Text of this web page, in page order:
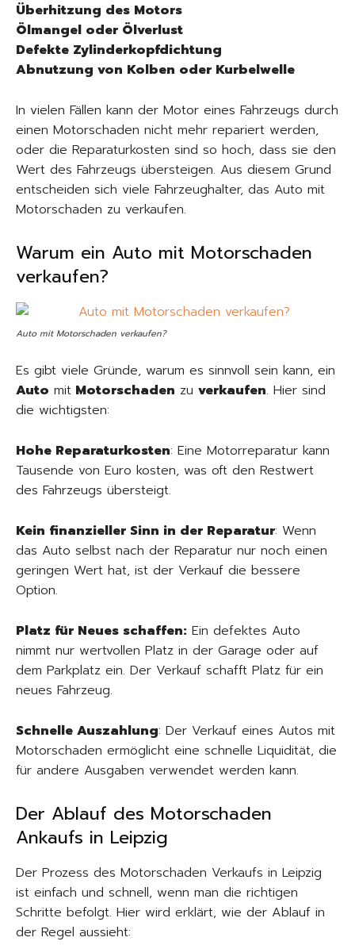
Überhitzung des Motors
Ölmangel oder Ölverlust
Defekte Zylinderkopfdichtung
Abnutzung von Kolben oder Kurbelwelle
In vielen Fällen kann der Motor eines Fahrzeugs durch
einen Motorschaden nicht mehr repariert werden,
oder die Reparaturkosten sind so hoch, dass sie den
Wert des Fahrzeugs übersteigen. Aus diesem Grund
entscheiden sich viele Fahrzeughalter, das Auto mit
Motorschaden zu verkaufen.
Warum ein Auto mit Motorschaden
verkaufen?
Auto mit Motorschaden verkaufen?
Es gibt viele Gründe, warum es sinnvoll sein kann, ein
Auto mit Motorschaden zu verkaufen. Hier sind
die wichtigsten:
Hohe Reparaturkosten: Eine Motorreparatur kann
Tausende von Euro kosten, was oft den Restwert
des Fahrzeugs übersteigt.
Kein finanzieller Sinn in der Reparatur: Wenn
das Auto selbst nach der Reparatur nur noch einen
geringen Wert hat, ist der Verkauf die bessere
Option.
Platz für Neues schaffen: Ein defektes Auto
nimmt nur wertvollen Platz in der Garage oder auf
dem Parkplatz ein. Der Verkauf schafft Platz für ein
neues Fahrzeug.
Schnelle Auszahlung: Der Verkauf eines Autos mit
Motorschaden ermöglicht eine schnelle Liquidität, die
für andere Ausgaben verwendet werden kann.
Der Ablauf des Motorschaden
Ankaufs in Leipzig
Der Prozess des Motorschaden Verkaufs in Leipzig
ist einfach und schnell, wenn man die richtigen
Schritte befolgt. Hier wird erklärt, wie der Ablauf in
der Regel aussieht: